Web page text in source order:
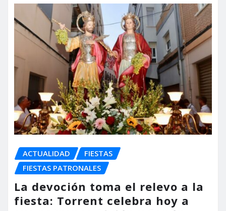
ACTUALIDAD
FIESTAS
FIESTAS PATRONALES
La devoción toma el relevo a la
fiesta: Torrent celebra hoy a